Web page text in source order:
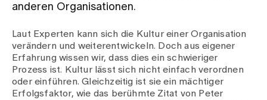
Aktuelles
Jobs & Karriere
anderen Organisationen.
Laut Experten kann sich die Kultur einer Organisation
verändern und weiterentwickeln. Doch aus eigener
Erfahrung wissen wir, dass dies ein schwieriger
Prozess ist. Kultur lässt sich nicht einfach verordnen
oder einführen. Gleichzeitig ist sie ein mächtiger
Erfolgsfaktor, wie das berühmte Zitat von Peter